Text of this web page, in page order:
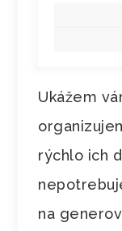
Ukážem
rýchlo ich
na